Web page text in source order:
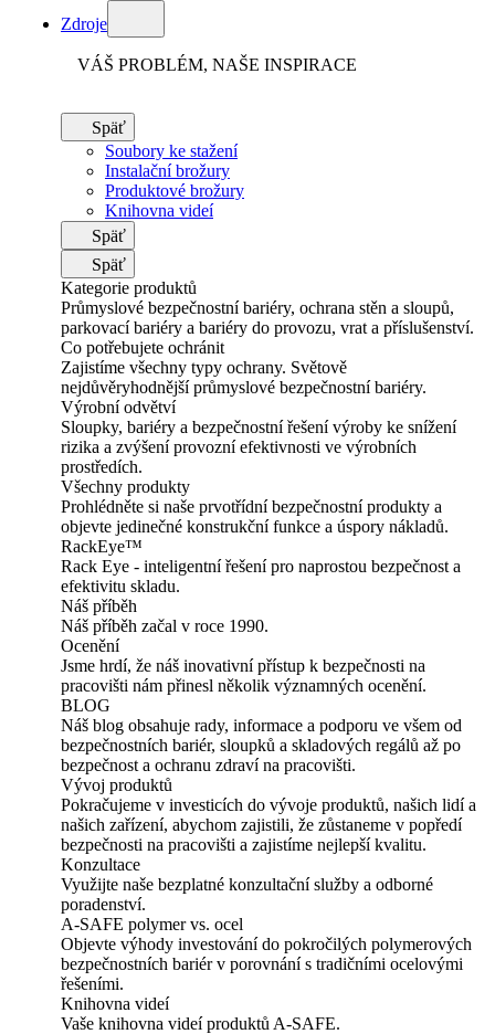
Zdroje
VÁŠ PROBLÉM, NAŠE INSPIRACE
Späť
Soubory ke stažení
Instalační brožury
Produktové brožury
Knihovna videí
Späť
Späť
Kategorie produktů
Průmyslové bezpečnostní bariéry, ochrana stěn a sloupů,
parkovací bariéry a bariéry do provozu, vrat a příslušenství.
Co potřebujete ochránit
Zajistíme všechny typy ochrany. Světově
nejdůvěryhodnější průmyslové bezpečnostní bariéry.
Výrobní odvětví
Sloupky, bariéry a bezpečnostní řešení výroby ke snížení
rizika a zvýšení provozní efektivnosti ve výrobních
prostředích.
Všechny produkty
Prohlédněte si naše prvotřídní bezpečnostní produkty a
objevte jedinečné konstrukční funkce a úspory nákladů.
RackEye™
Rack Eye - inteligentní řešení pro naprostou bezpečnost a
efektivitu skladu.
Náš příběh
Náš příběh začal v roce 1990.
Ocenění
Jsme hrdí, že náš inovativní přístup k bezpečnosti na
pracovišti nám přinesl několik významných ocenění.
BLOG
Náš blog obsahuje rady, informace a podporu ve všem od
bezpečnostních bariér, sloupků a skladových regálů až po
bezpečnost a ochranu zdraví na pracovišti.
Vývoj produktů
Pokračujeme v investicích do vývoje produktů, našich lidí a
našich zařízení, abychom zajistili, že zůstaneme v popředí
bezpečnosti na pracovišti a zajistíme nejlepší kvalitu.
Konzultace
Využijte naše bezplatné konzultační služby a odborné
poradenství.
A-SAFE polymer vs. ocel
Objevte výhody investování do pokročilých polymerových
bezpečnostních bariér v porovnání s tradičními ocelovými
řešeními.
Knihovna videí
Vaše knihovna videí produktů A-SAFE.